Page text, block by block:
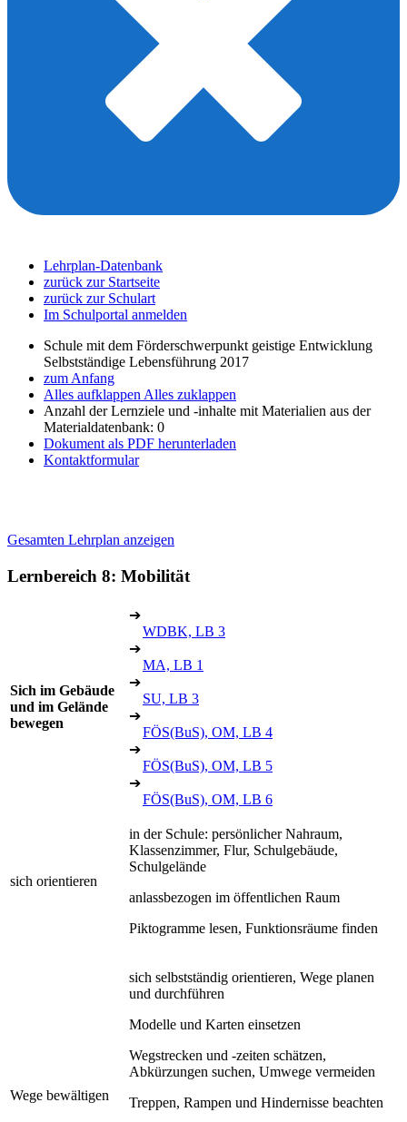
Lehrplan-Datenbank
zurück zur Startseite
zurück zur Schulart
Im Schulportal anmelden
Schule mit dem Förderschwerpunkt geistige Entwicklung
Selbstständige Lebensführung 2017
zum Anfang
Alles aufklappen Alles zuklappen
Anzahl der Lernziele und -inhalte mit Materialien aus der
Materialdatenbank: 0
Dokument als PDF herunterladen
Kontaktformular
Gesamten Lehrplan anzeigen
Lernbereich 8: Mobilität
Sich im Gebäude
und im Gelände
bewegen
➔
WDBK, LB 3
➔
MA, LB 1
➔
SU, LB 3
➔
FÖS(BuS), OM, LB 4
➔
FÖS(BuS), OM, LB 5
➔
FÖS(BuS), OM, LB 6
sich orientieren
in der Schule: persönlicher Nahraum,
Klassenzimmer, Flur, Schulgebäude,
Schulgelände
anlassbezogen im öffentlichen Raum
Piktogramme lesen, Funktionsräume finden
Wege bewältigen
sich selbstständig orientieren, Wege planen
und durchführen
Modelle und Karten einsetzen
Wegstrecken und -zeiten schätzen,
Abkürzungen suchen, Umwege vermeiden
Treppen, Rampen und Hindernisse beachten